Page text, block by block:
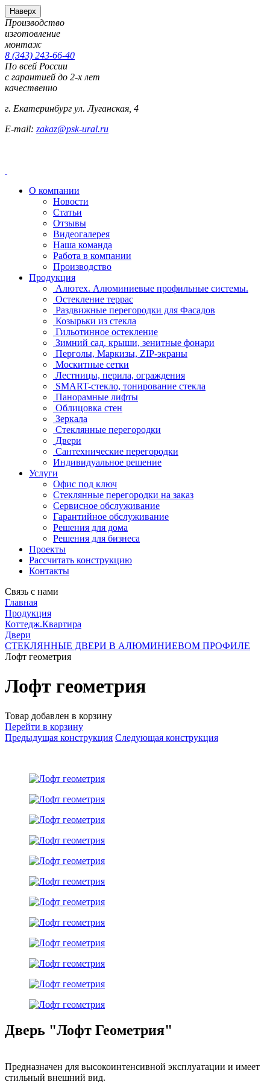
Наверх
Производство
изготовление
монтаж
8 (343) 243-66-40
По всей России
с гарантией до 2-х лет
качественно
г. Екатеринбург ул. Луганская, 4
E-mail: zakaz@psk-ural.ru
О компании
Новости
Статьи
Отзывы
Видеогалерея
Наша команда
Работа в компании
Производство
Продукция
Алютех. Алюминиевые профильные системы.
Остекление террас
Раздвижные перегородки для Фасадов
Козырьки из стекла
Гильотинное остекление
Зимний сад, крыши, зенитные фонари
Перголы, Маркизы, ZIP-экраны
Москитные сетки
Лестницы, перила, ограждения
SMART-стекло, тонирование стекла
Панорамные лифты
Облицовка стен
Зеркала
Стеклянные перегородки
Двери
Сантехнические перегородки
Индивидуальное решение
Услуги
Офис под ключ
Стеклянные перегородки на заказ
Сервисное обслуживание
Гарантийное обслуживание
Решения для дома
Решения для бизнеса
Проекты
Рассчитать конструкцию
Контакты
Связь с нами
Главная
Продукция
Коттедж.Квартира
Двери
СТЕКЛЯННЫЕ ДВЕРИ В АЛЮМИНИЕВОМ ПРОФИЛЕ
Лофт геометрия
Лофт геометрия
Товар добавлен в корзину
Перейти в корзину
Предыдущая конструкция Следующая конструкция
Дверь "Лофт Геометрия"
Предназначен для высокоинтенсивной эксплуатации и имеет
стильный внешний вид.